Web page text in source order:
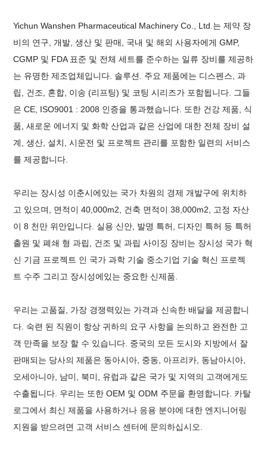
Yichun Wanshen Pharmaceutical Machinery Co., Ltd.는 제약 장
비의 연구, 개발, 생산 및 판매, 국내 및 해외 사용자에게 GMP,
CGMP 및 FDA 표준 및 전체 세트를 준수하는 일류 장비를 제공하
는 유명한 제조업체입니다. 솔루션. 주요 제품에는 디스펜스, 과
립, 건조, 혼합, 이송 (리프팅) 및 코팅 시리즈가 포함됩니다. 그들
은 CE, ISO9001 : 2008 인증을 통과했습니다. 또한 건강 제품, 식
품, 새로운 에너지 및 화학 산업과 같은 산업에 대한 전체 장비 설
계, 생산, 설치, 시운전 및 프로젝트 관리를 포함한 일련의 서비스
를 제공합니다.
우리는 장시성 이춘시에있는 국가 차원의 경제 개발구에 위치하
고 있으며, 면적이 40,000m2, 건축 면적이 38,000m2, 고정 자산
이 8 천만 위안입니다. 실용 신안, 발명 특허, 디자인 특허 등 특허
출원 및 폐쇄 형 과립, 건조 및 과립 사이징 장비는 장시성 국가 혁
신 기금 프로젝트 인 국가 과학 기술 중소기업 기술 혁신 프로젝
트 수주 그리고 장시성에있는 중요한 신제품.
우리는 고품질, 가장 경쟁력있는 가격과 신속한 배달을 제공합니
다. 숙련 된 직원이 항상 귀하의 요구 사항을 논의하고 완전한 고
객 만족을 보장 할 수 있습니다. 중국의 모든 도시와 지방에서 잘
판매되는 당사의 제품은 동아시아, 중동, 아프리카, 동남아시아,
오세아니아, 남미, 북미, 유럽과 같은 국가 및 지역의 고객에게도
수출됩니다. 우리는 또한 OEM 및 ODM 주문을 환영합니다. 카탈
로그에서 최신 제품을 사용하거나 응용 분야에 대한 엔지니어링
지원을 받으려면 고객 서비스 센터에 문의하십시오.